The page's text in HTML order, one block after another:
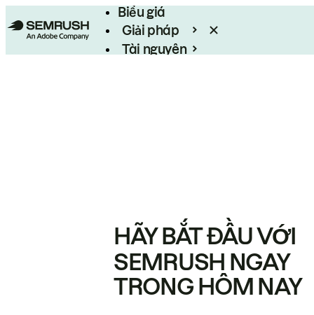
Biểu giá
Giải pháp
Tài nguyên
HÃY BẮT ĐẦU VỚI
SEMRUSH NGAY
TRONG HÔM NAY